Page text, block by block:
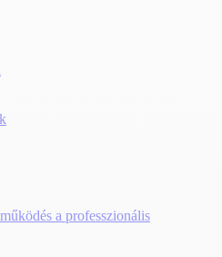
a professzionális